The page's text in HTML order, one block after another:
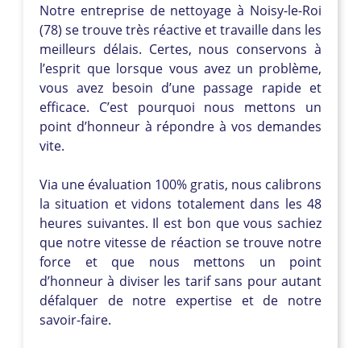
Notre entreprise de nettoyage à Noisy-le-Roi
(78) se trouve très réactive et travaille dans les
meilleurs délais. Certes, nous conservons à
l’esprit que lorsque vous avez un problème,
vous avez besoin d’une passage rapide et
efficace. C’est pourquoi nous mettons un
point d’honneur à répondre à vos demandes
vite.
Via une évaluation 100% gratis, nous calibrons
la situation et vidons totalement dans les 48
heures suivantes. Il est bon que vous sachiez
que notre vitesse de réaction se trouve notre
force et que nous mettons un point
d’honneur à diviser les tarif sans pour autant
défalquer de notre expertise et de notre
savoir-faire.